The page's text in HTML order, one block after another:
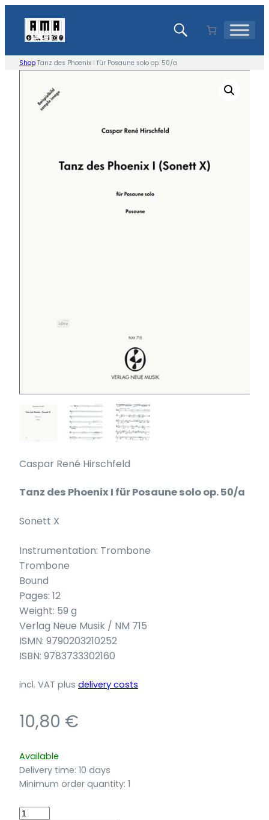
content
Shop Tanz des Phoenix I für Posaune solo op. 50/a
Caspar René Hirschfeld
Tanz des Phoenix I für Posaune solo op. 50/a
Sonett X
Instrumentation: Trombone
Trombone
Bound
Pages: 12
Weight: 59 g
Verlag Neue Musik / NM 715
ISMN: 9790203210252
ISBN: 9783733302160
incl. VAT plus delivery costs
10,80 €
Available
Delivery time: 10 days
Minimum order quantity: 1
Tanz